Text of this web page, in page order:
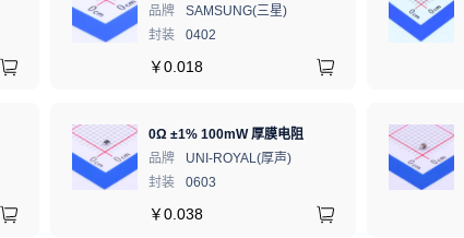
品牌
SAMSUNG(三星)
封装
0402
￥0.018
0Ω ±1% 100mW 厚膜电阻
品牌
UNI-ROYAL(厚声)
封装
0603
￥0.038